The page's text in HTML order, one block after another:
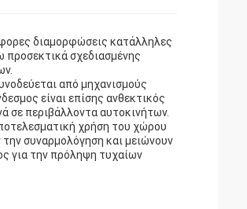
διαμορφώσεις κατάλληλες
σχεδιασμένης
από μηχανισμούς
είναι επίσης ανθεκτικός
σε περιβάλλοντα αυτοκινήτων.
χρήση του χώρου
συναρμολόγηση και μειώνουν
για την πρόληψη τυχαίων